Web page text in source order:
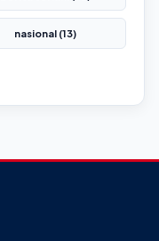
nasional (13)